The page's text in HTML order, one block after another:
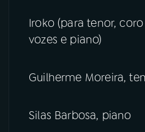
Iroko (para tenor,
vozes e piano)
Guilherme Moreira,
Silas Barbosa, piano